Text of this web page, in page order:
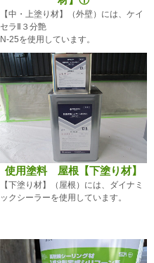
【中・上塗り材】（外壁）には、ケイ
セラⅡ３分艶
N-25を使用しています。
使用塗料 屋根【下塗り材】
【下塗り材】（屋根）には、ダイナミ
ックシーラーを使用しています。